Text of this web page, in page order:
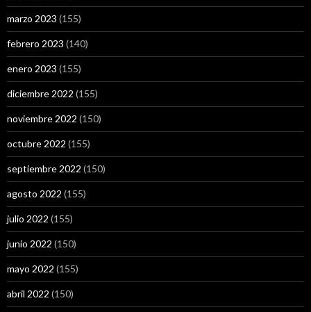
marzo 2023 (155)
febrero 2023 (140)
enero 2023 (155)
diciembre 2022 (155)
noviembre 2022 (150)
octubre 2022 (155)
septiembre 2022 (150)
agosto 2022 (155)
julio 2022 (155)
junio 2022 (150)
mayo 2022 (155)
abril 2022 (150)